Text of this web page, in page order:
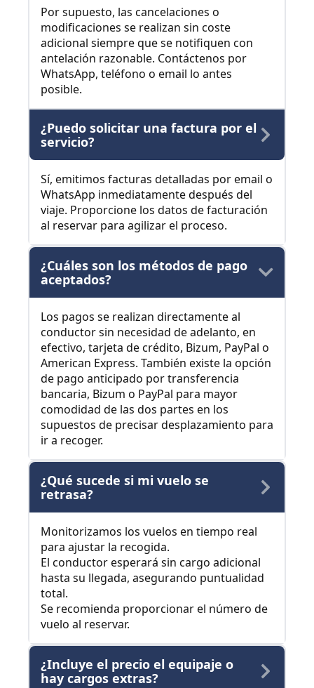
Por supuesto, las cancelaciones o
modificaciones se realizan sin coste
adicional siempre que se notifiquen con
antelación razonable. Contáctenos por
WhatsApp, teléfono o email lo antes
posible.
¿Puedo solicitar una factura por el
servicio?
Sí, emitimos facturas detalladas por email o
WhatsApp inmediatamente después del
viaje. Proporcione los datos de facturación
al reservar para agilizar el proceso.
¿Cuáles son los métodos de pago
aceptados?
Los pagos se realizan directamente al
conductor sin necesidad de adelanto, en
efectivo, tarjeta de crédito, Bizum, PayPal o
American Express. También existe la opción
de pago anticipado por transferencia
bancaria, Bizum o PayPal para mayor
comodidad de las dos partes en los
supuestos de precisar desplazamiento para
ir a recoger.
¿Qué sucede si mi vuelo se
retrasa?
Monitorizamos los vuelos en tiempo real
para ajustar la recogida.
El conductor esperará sin cargo adicional
hasta su llegada, asegurando puntualidad
total.
Se recomienda proporcionar el número de
vuelo al reservar.
¿Incluye el precio el equipaje o
hay cargos extras?